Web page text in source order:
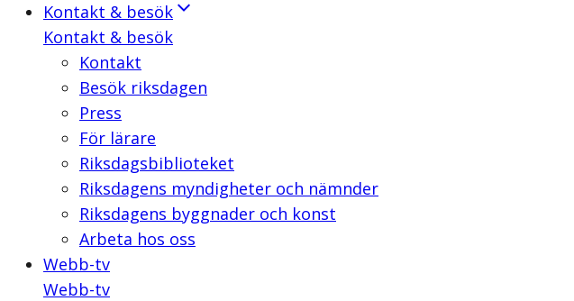
Kontakt & besök
Kontakt & besök
Kontakt
Besök riksdagen
Press
För lärare
Riksdagsbiblioteket
Riksdagens myndigheter och nämnder
Riksdagens byggnader och konst
Arbeta hos oss
Webb-tv
Webb-tv